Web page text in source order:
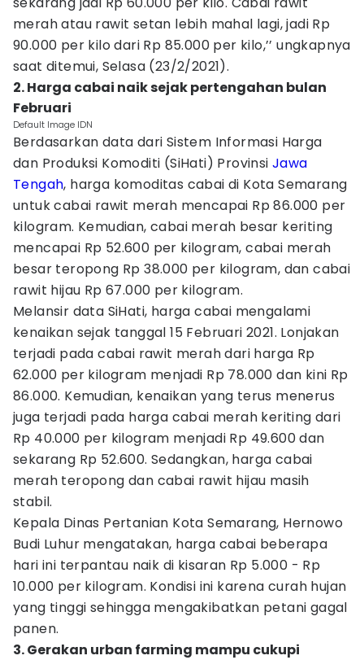
merah atau rawit setan lebih mahal lagi, jadi Rp
90.000 per kilo dari Rp 85.000 per kilo,’’ ungkapnya
saat ditemui, Selasa (23/2/2021).
2. Harga cabai naik sejak pertengahan bulan
Februari
Default Image IDN
Berdasarkan data dari Sistem Informasi Harga
dan Produksi Komoditi (SiHati) Provinsi Jawa
Tengah, harga komoditas cabai di Kota Semarang
untuk cabai rawit merah mencapai Rp 86.000 per
kilogram. Kemudian, cabai merah besar keriting
mencapai Rp 52.600 per kilogram, cabai merah
besar teropong Rp 38.000 per kilogram, dan cabai
rawit hijau Rp 67.000 per kilogram.
Melansir data SiHati, harga cabai mengalami
kenaikan sejak tanggal 15 Februari 2021. Lonjakan
terjadi pada cabai rawit merah dari harga Rp
62.000 per kilogram menjadi Rp 78.000 dan kini Rp
86.000. Kemudian, kenaikan yang terus menerus
juga terjadi pada harga cabai merah keriting dari
Rp 40.000 per kilogram menjadi Rp 49.600 dan
sekarang Rp 52.600. Sedangkan, harga cabai
merah teropong dan cabai rawit hijau masih
stabil.
Kepala Dinas Pertanian Kota Semarang, Hernowo
Budi Luhur mengatakan, harga cabai beberapa
hari ini terpantau naik di kisaran Rp 5.000 - Rp
10.000 per kilogram. Kondisi ini karena curah hujan
yang tinggi sehingga mengakibatkan petani gagal
panen.
3. Gerakan urban farming mampu cukupi